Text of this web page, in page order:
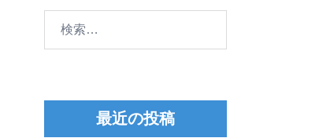
最近の投稿